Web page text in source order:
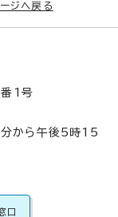
ジへ戻る
1号
から午後5時15
口